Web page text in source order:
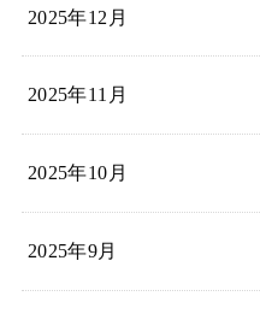
2025年12月
2025年11月
2025年10月
2025年9月